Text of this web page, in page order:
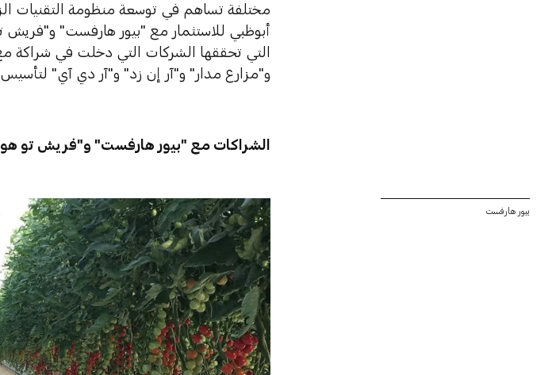
مختلفة تساهم في توسعة منظومة التقنيات
أبوظبي للاستثمار مع "بيور هارفست" و"فريش
التي تحققها الشركات التي دخلت في شراكة مع
و"مزارع مدار" و"آر إن زد" و"آر دي آي" لتأسيس
الشراكات مع "بيور هارفست" و"فريش تو
بيور هارفست